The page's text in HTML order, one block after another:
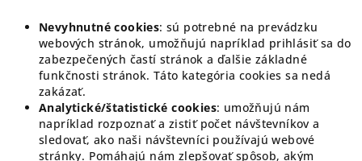
Nevyhnutné cookies: sú potrebné na prevádzku
webových stránok, umožňujú napríklad prihlásiť sa do
zabezpečených častí stránok a ďalšie základné
funkčnosti stránok. Táto kategória cookies sa nedá
zakázať.
Analytické/štatistické cookies: umožňujú nám
napríklad rozpoznať a zistiť počet návštevníkov a
sledovať, ako naši návštevníci používajú webové
stránky. Pomáhajú nám zlepšovať spôsob, akým